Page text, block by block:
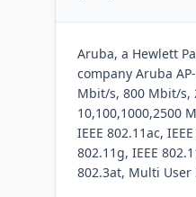
Aruba, a Hewlett
company Aruba
Mbit/s, 800 Mbit/s,
10,100,1000,2500
IEEE 802.11ac,
802.11g, IEEE
802.3at, Multi User